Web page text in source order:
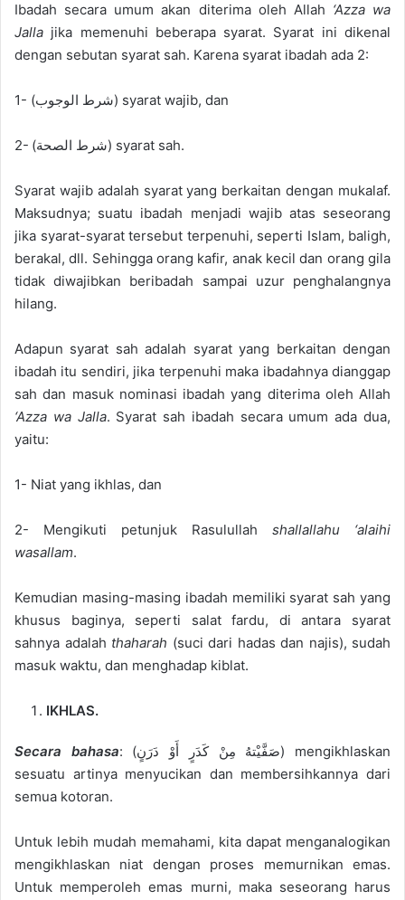
Ibadah secara umumakan diterima oleh Allah ‘Azza wa
Jalla jika memenuhi beberapa syarat. Syarat ini dikenal
dengan sebutan syarat sah. Karena syarat ibadah ada 2:
1- (شرط الوجوب) syarat wajib, dan
2- (شرط الصحة) syarat sah.
Syarat wajib adalah syarat yang berkaitan dengan mukalaf.
Maksudnya; suatu ibadah menjadi wajib atas seseorang
jika syarat-syarat tersebut terpenuhi, seperti Islam, baligh,
berakal, dll. Sehingga orang kafir, anak kecil dan orang gila
tidak diwajibkan beribadah sampai uzur penghalangnya
hilang.
Adapun syarat sah adalah syarat yang berkaitan dengan
ibadah itu sendiri, jika terpenuhi maka ibadahnya dianggap
sah dan masuk nominasi ibadah yang diterima oleh Allah
‘Azza wa Jalla. Syarat sah ibadah secara umum ada dua,
yaitu:
1- Niat yang ikhlas, dan
2- Mengikuti petunjuk Rasulullah shallallahu ‘alaihi
wasallam.
Kemudian masing-masing ibadah memiliki syarat sah yang
khusus baginya, seperti salat fardu, di antara syarat
sahnya adalah thaharah (suci dari hadas dan najis), sudah
masuk waktu, dan menghadap kiblat.
IKHLAS.
Secara bahasa: ( صفيته من كدر أَو درن ) mengikhlaskan
sesuatu artinya menyucikan dan membersihkannya dari
semua kotoran.
Untuk lebih mudah memahami, kita dapat menganalogikan
mengikhlaskan niat dengan proses memurnikan emas.
Untuk memperoleh emas murni, maka seseorang harus